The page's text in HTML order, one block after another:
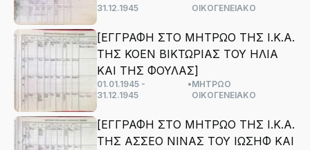
31.12.1945
ΟΙΚΟΓΕΝΕΙΑΚΟ
[ΕΓΓΡΑΦΗ ΣΤΟ ΜΗΤΡΩΟ ΤΗΣ Ι.Κ.Α.
ΤΗΣ ΚΟΕΝ ΒΙΚΤΩΡΙΑΣ ΤΟΥ ΗΛΙΑ
ΚΑΙ ΤΗΣ ΦΟΥΛΑΣ]
01.01.1945 -
31.12.1945
•ΜΗΤΡΩΟ
ΟΙΚΟΓΕΝΕΙΑΚΟ
[ΕΓΓΡΑΦΗ ΣΤΟ ΜΗΤΡΩΟ ΤΗΣ Ι.Κ.Α.
ΤΗΣ ΑΣΣΕΟ ΝΙΝΑΣ ΤΟΥ ΙΩΣΗΦ ΚΑΙ